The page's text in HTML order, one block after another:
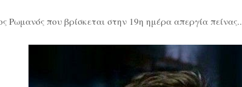
Ρωμανός που βρίσκεται στην 19η ημέρα απεργία πείνας..